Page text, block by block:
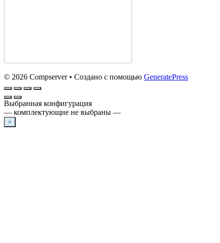
© 2026 Compserver• Создано с помощью GeneratePress
Выбранная конфигурация
— комплектующие не выбраны —
×